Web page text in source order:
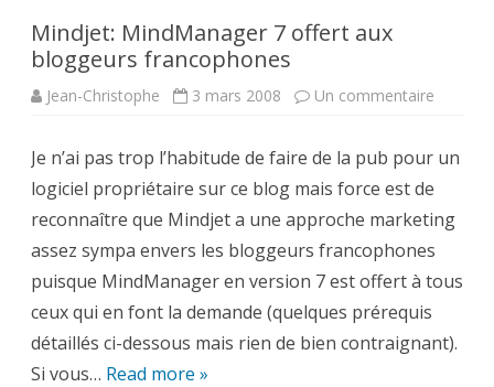
Mindjet: MindManager 7 offert aux
bloggeurs francophones
Jean-Christophe 3 mars 2008 Un commentaire
offert
aux
Je n’ai pas trop l’habitude de faire de la pub pour un
logiciel propriétaire sur ce blog mais force est de
reconnaître que Mindjet a une approche marketing
assez sympa envers les bloggeurs francophones
puisque MindManager en version 7 est offert à tous
ceux qui en font la demande (quelques prérequis
détaillés ci-dessous mais rien de bien contraignant).
Si vous… Read more »